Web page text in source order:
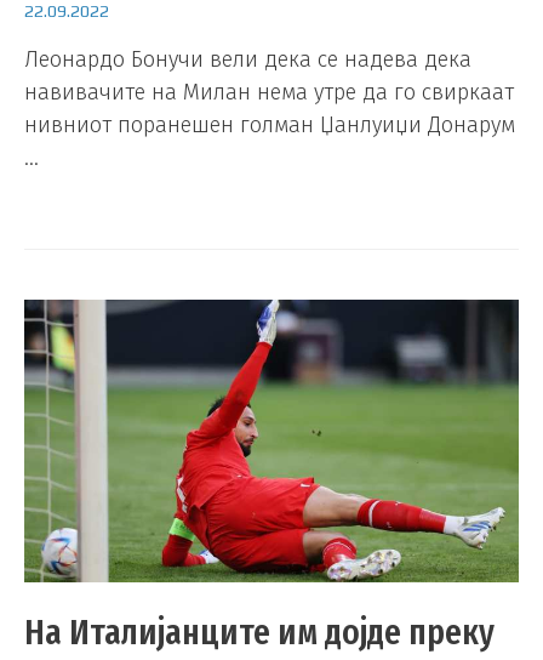
22.09.2022
Леонардо Бонучи вели дека се надева дека
навивачите на Милан нема утре да го свиркаат
нивниот поранешен голман Џанлуиџи Донарум
…
На Италијанците им дојде преку